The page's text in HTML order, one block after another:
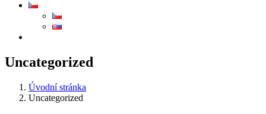
Uncategorized
Úvodní stránka
Uncategorized